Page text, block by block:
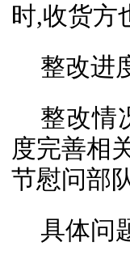
时,收货方
整改进
整改情
度完善相
节慰问部
具体问